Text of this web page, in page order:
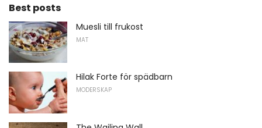
Best posts
Muesli till frukost
MAT
Hilak Forte för spädbarn
MODERSKAP